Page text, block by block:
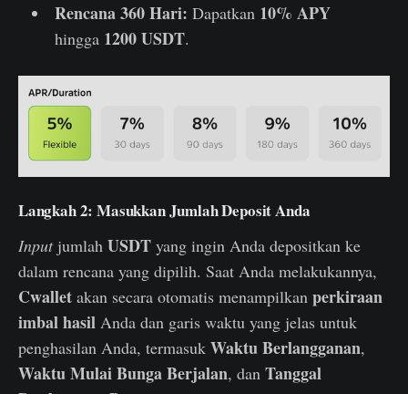
Rencana 360 Hari: Dapatkan 10% APY
hingga 1200 USDT.
Langkah 2: Masukkan Jumlah Deposit Anda
Inputjumlah USDT yang ingin Anda depositkan ke
dalam rencana yang dipilih. Saat Anda melakukannya,
Cwallet akan secara otomatis menampilkan perkiraan
imbal hasil Anda dan garis waktu yang jelas untuk
penghasilan Anda, termasuk Waktu Berlangganan,
Waktu Mulai Bunga Berjalan, dan Tanggal